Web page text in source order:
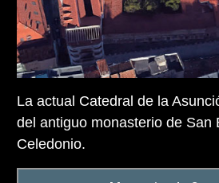
La actual Catedral de la
del antiguo monasterio de San
Celedonio.